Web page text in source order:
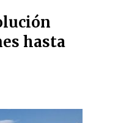
hasta